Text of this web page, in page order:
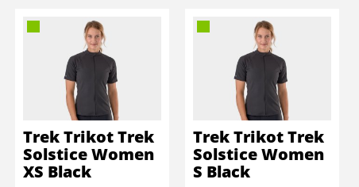
Trek Trikot Trek
Solstice Women
XS Black
Trek Trikot Trek
Solstice Women
S Black